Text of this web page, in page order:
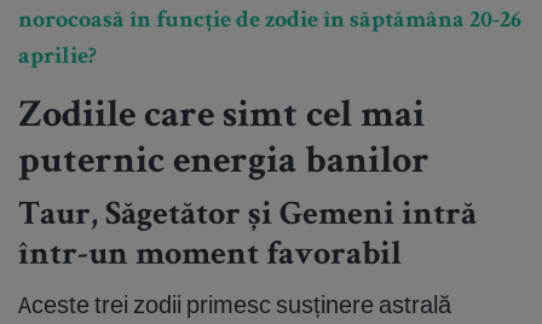
norocoasă în funcție de zodie în săptămâna 20-26
aprilie?
Zodiile care simt cel mai
puternic energia banilor
Taur, Săgetător și Gemeni intră
într-un moment favorabil
Aceste trei zodii primesc susținere astrală